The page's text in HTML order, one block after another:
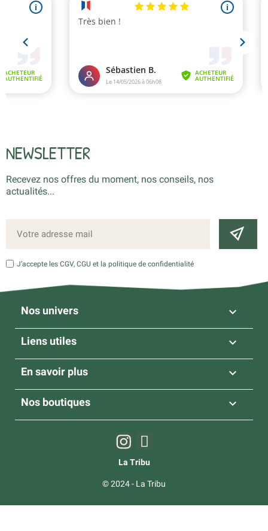
NEWSLETTER
Recevez nos offres du moment, nos conseils, nos
actualités...
J’accepte les CGV, CGU et la politique de confidentialité
Nos univers 
Liens utiles 
En savoir plus 
Nos boutiques 
La Tribu
© 2024 - La Tribu